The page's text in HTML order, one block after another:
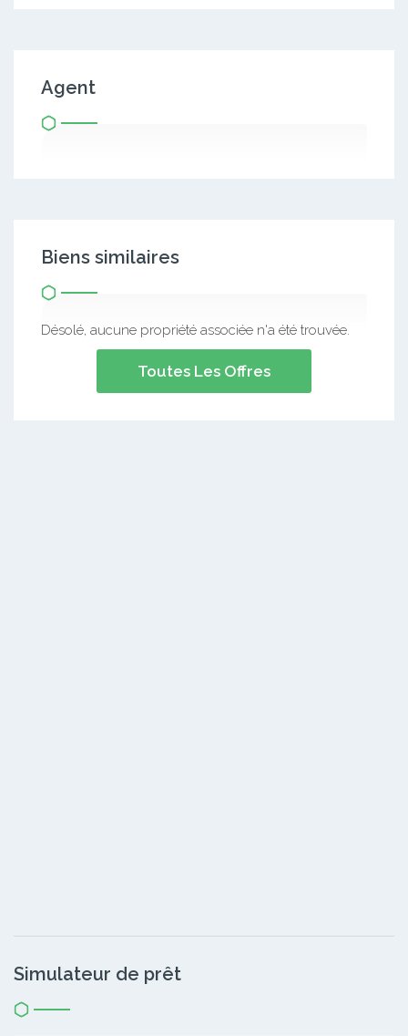
Agent
Biens similaires
Désolé, aucune propriété associée n'a été trouvée.
Toutes Les Offres
Simulateur de prêt